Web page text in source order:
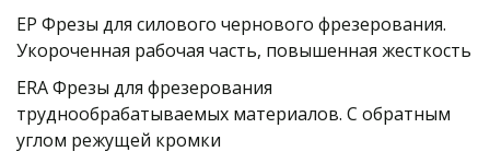
EP Фрезы для силового чернового фрезерования.
Укороченная рабочая часть, повышенная жесткость
ERA Фрезы для фрезерования
труднообрабатываемых материалов. C обратным
углом режущей кромки